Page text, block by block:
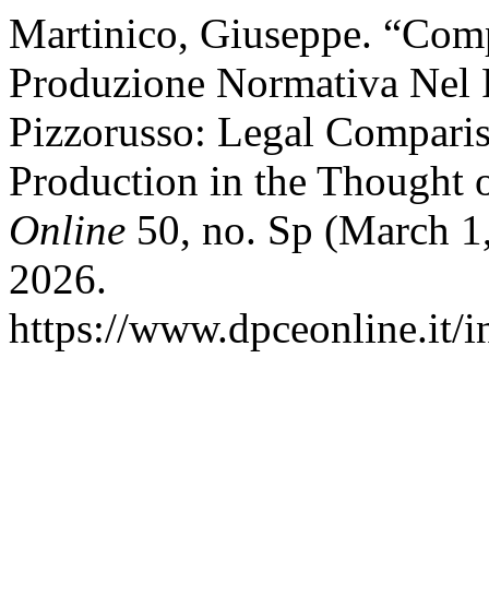
Martinico, Giuseppe.
Produzione Normativa Nel
Pizzorusso: Legal
Production in the Thought
Online 50, no. Sp (March
2026.
https://www.dpceonline.it/